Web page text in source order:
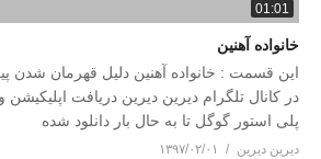
01:01
خانواده آهنین
این قسمت : خانواده آهنین دلیل قهرمان شدن
در کانال تلگرام دیرین دیرین دریافت اپلیکیشن
پلی استور گوگل تا به حال بار دانلود شده
دیرین دیرین
۱۳۹۷/۰۲/۰۱